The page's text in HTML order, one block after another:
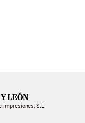
Impresiones, S.L.